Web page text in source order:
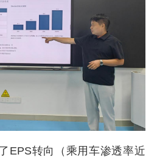
EPS转向（乘用车渗透率近